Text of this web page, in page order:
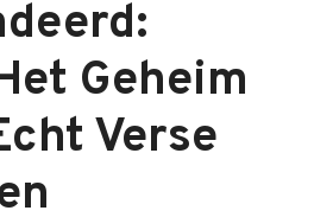
Geheim
Verse